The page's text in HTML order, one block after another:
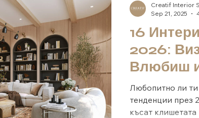
16
2026:
Влюбиш
Любопитно ли
тенденции през
късат
Creatif Interior
Sep 21, 2025